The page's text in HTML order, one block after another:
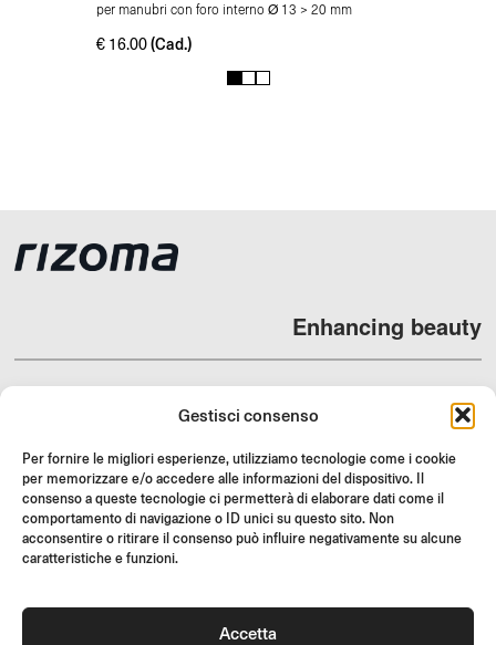
Gestisci consenso
Per fornire le migliori esperienze, utilizziamo tecnologie come i cookie
per memorizzare e/o accedere alle informazioni del dispositivo. Il
consenso a queste tecnologie ci permetterà di elaborare dati come il
comportamento di navigazione o ID unici su questo sito. Non
acconsentire o ritirare il consenso può influire negativamente su alcune
caratteristiche e funzioni.
Accetta
per manubri con foro interno Ø 13 > 20 mm
€ 16.00 (Cad.)
1 2 3
Enhancing beauty
DEALERS
SUPPORT & FAQ
RESI
ISTRUZIONI DI MONTAGGIO
LIMITED OFFERS